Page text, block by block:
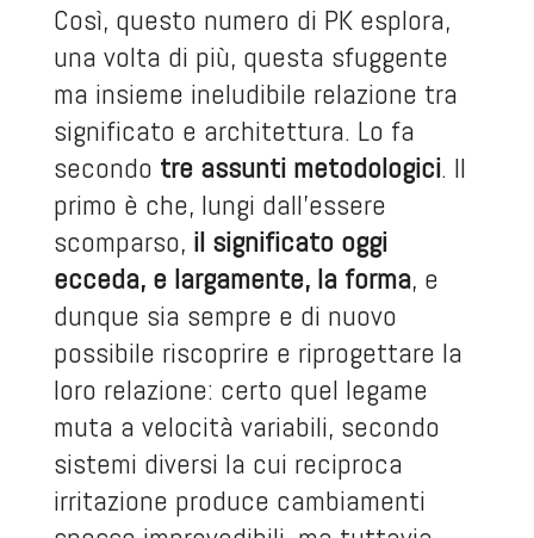
Così, questo numero di PK esplora,
una volta di più, questa sfuggente
ma insieme ineludibile relazione tra
significato e architettura. Lo fa
secondo tre assunti metodologici. Il
primo è che, lungi dall’essere
scomparso, il significato oggi
ecceda, e largamente, la forma, e
dunque sia sempre e di nuovo
possibile riscoprire e riprogettare la
loro relazione: certo quel legame
muta a velocità variabili, secondo
sistemi diversi la cui reciproca
irritazione produce cambiamenti